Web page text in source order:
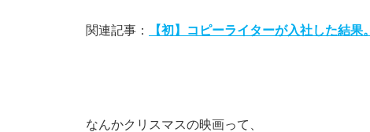
関連記事： 【初】コピーライターが入社した結果。
なんかクリスマスの映画って、